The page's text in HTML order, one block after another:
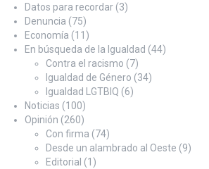
Datos para recordar (3)
Denuncia (75)
Economía (11)
En búsqueda de la Igualdad (44)
Contra el racismo (7)
Igualdad de Género (34)
Igualdad LGTBIQ (6)
Noticias (100)
Opinión (260)
Con firma (74)
Desde un alambrado al Oeste (9)
Editorial (1)